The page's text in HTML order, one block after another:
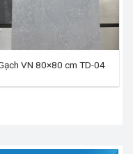
VN 80×80 cm TD-04